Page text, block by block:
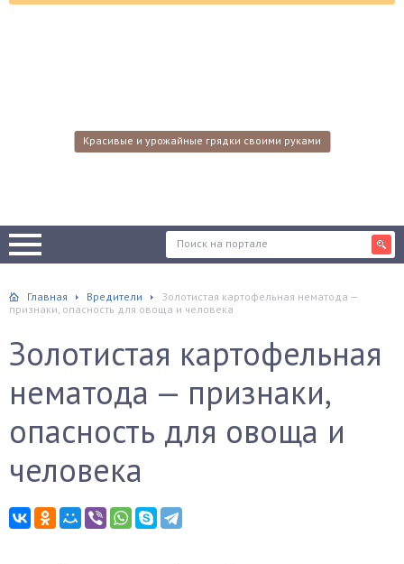
Красивые и урожайные грядки своими руками
Главная Вредители
Золотистая картофельная нематода —
признаки, опасность для овоща и человека
Золотистая картофельная
нематода — признаки,
опасность для овоща и
человека